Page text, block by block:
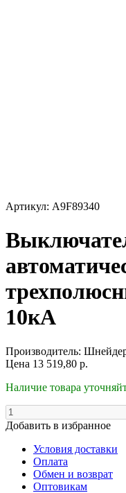
Артикул: A9F89340
10кА
Производитель:
Цена 13 519,80 р.
Наличие товара
Добавить в избранное
Условия доставки
Оплата
Обмен и возврат
Оптовикам